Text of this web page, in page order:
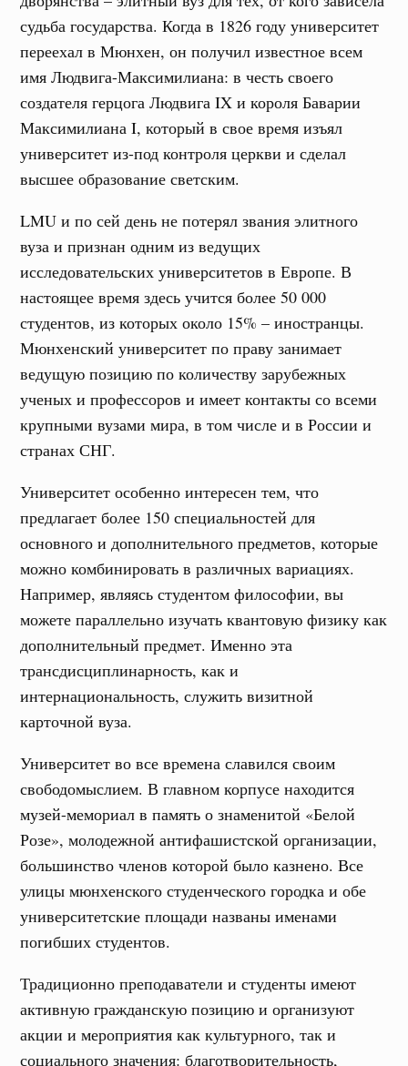
судьба государства. Когда в 1826 году университет
переехал в Мюнхен, он получил известное всем
имя Людвига-Максимилиана: в честь своего
создателя герцога Людвига IX и короля Баварии
Максимилиана I, который в свое время изъял
университет из-под контроля церкви и сделал
высшее образование светским.
LMU и по сей день не потерял звания элитного
вуза и признан одним из ведущих
исследовательских университетов в Европе. В
настоящее время здесь учится более 50 000
студентов, из которых около 15% – иностранцы.
Мюнхенский университет по праву занимает
ведущую позицию по количеству зарубежных
ученых и профессоров и имеет контакты со всеми
крупными вузами мира, в том числе и в России и
странах СНГ.
Университет особенно интересен тем, что
предлагает более 150 специальностей для
основного и дополнительного предметов, которые
можно комбинировать в различных вариациях.
Например, являясь студентом философии, вы
можете параллельно изучать квантовую физику как
дополнительный предмет. Именно эта
трансдисциплинарность, как и
интернациональность, служить визитной
карточной вуза.
Университет во все времена славился своим
свободомыслием. В главном корпусе находится
музей-мемориал в память о знаменитой «Белой
Розе», молодежной антифашистской организации,
большинство членов которой было казнено. Все
улицы мюнхенского студенческого городка и обе
университетские площади названы именами
погибших студентов.
Традиционно преподаватели и студенты имеют
активную гражданскую позицию и организуют
акции и мероприятия как культурного, так и
социального значения: благотворительность,